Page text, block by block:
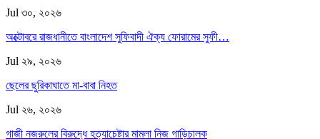
Jul ৩০, ২০২৬
অক্টোবরে রাজধানীতে বাংলাদেশ সুফিবাদী ঐক্য ফোরামের সুফী…
Jul ২৯, ২০২৬
ছেলের ছুরিকাঘাতে মা-বাবা নিহত
Jul ২৬, ২০২৬
গাজী নজরুলের বিরুদ্ধে হত্যাচেষ্টার মামলা নিজ গাড়িচালক